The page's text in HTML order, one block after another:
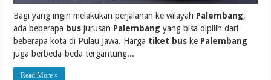
Bagi yang ingin melakukan perjalanan ke wilayah Palembang,
ada beberapa bus jurusan Palembang yang bisa dipilih dari
beberapa kota di Pulau Jawa. Harga tiket bus ke Palembang
juga berbeda-beda tergantung...
Read More »